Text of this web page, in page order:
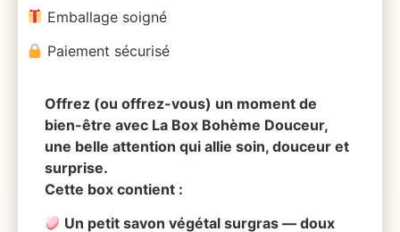
Emballage soigné
Paiement sécurisé
Offrez (ou offrez-vous) un moment de
bien-être avec La Box Bohème Douceur,
une belle attention qui allie soin, douceur et
surprise.
Cette box contient :
Un petit savon végétal surgras — doux